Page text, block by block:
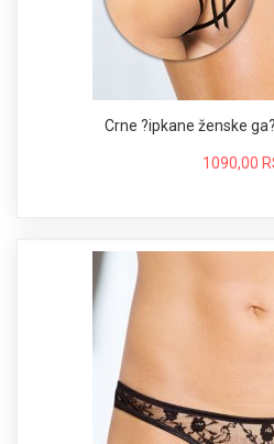
Crne ?ipkane ženske
1090,00